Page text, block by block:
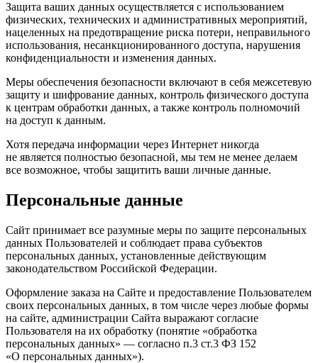
Защита ваших данных осуществляется с использованием
физических, технических и административных мероприятий,
нацеленных на предотвращение риска потери, неправильного
использования, несанкционированного доступа, нарушения
конфиденциальности и изменения данных.
Меры обеспечения безопасности включают в себя межсетевую
защиту и шифрование данных, контроль физического доступа
к центрам обработки данных, а также контроль полномочий
на доступ к данным.
Хотя передача информации через Интернет никогда
не является полностью безопасной, мы тем не менее делаем
все возможное, чтобы защитить ваши личные данные.
Персональные данные
Сайт принимает все разумные меры по защите персональных
данных Пользователей и соблюдает права субъектов
персональных данных, установленные действующим
законодательством Российской Федерации.
Оформление заказа на Сайте и предоставление Пользователем
своих персональных данных, в том числе через любые формы
на сайте, администрации Сайта выражают согласие
Пользователя на их обработку (понятие «обработка
персональных данных» — согласно п.3 ст.3 ФЗ 152
«О персональных данных»).